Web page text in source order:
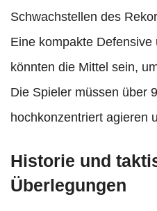
Schwachstellen des
Eine kompakte
könnten die Mittel sein,
Die Spieler müssen über
hochkonzentriert agieren
Historie und
Überlegungen